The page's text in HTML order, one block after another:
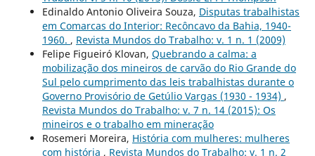
Edinaldo Antonio Oliveira Souza, Disputas trabalhistas
em Comarcas do Interior: Recôncavo da Bahia, 1940-
1960. , Revista Mundos do Trabalho: v. 1 n. 1 (2009)
Felipe Figueiró Klovan, Quebrando a calma: a
mobilização dos mineiros de carvão do Rio Grande do
Sul pelo cumprimento das leis trabalhistas durante o
Governo Provisório de Getúlio Vargas (1930 - 1934) ,
Revista Mundos do Trabalho: v. 7 n. 14 (2015): Os
mineiros e o trabalho em mineração
Rosemeri Moreira, História com mulheres: mulheres
com história , Revista Mundos do Trabalho: v. 1 n. 2